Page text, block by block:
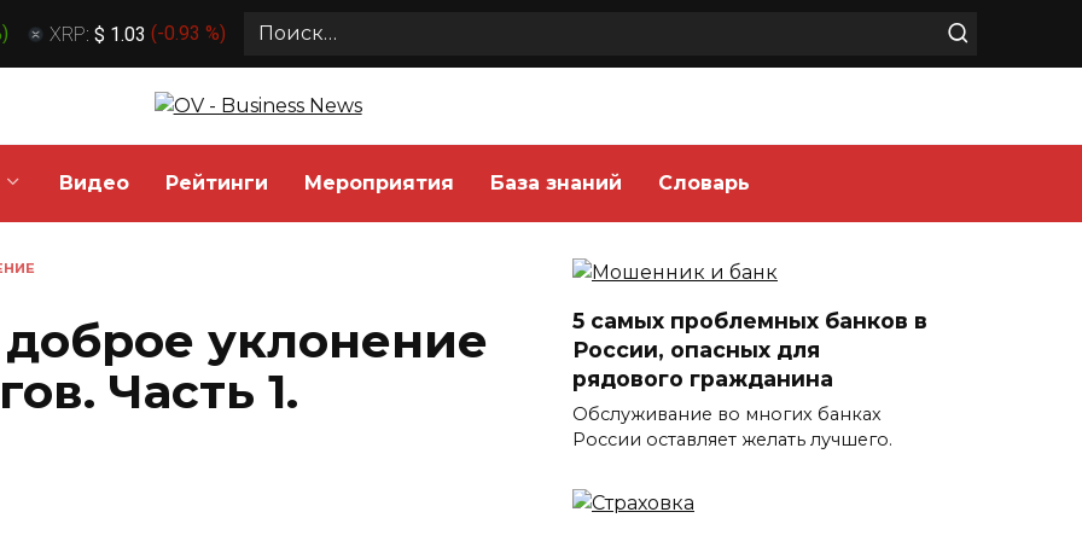
) XRP: $ 1.03 (-0.93 %)
Search
Видео Рейтинги Мероприятия База знаний Словарь
уклонение
Часть 1.
5 самых проблемных банков в
России, опасных для
рядового гражданина
Обслуживание во многих банках
России оставляет желать лучшего.